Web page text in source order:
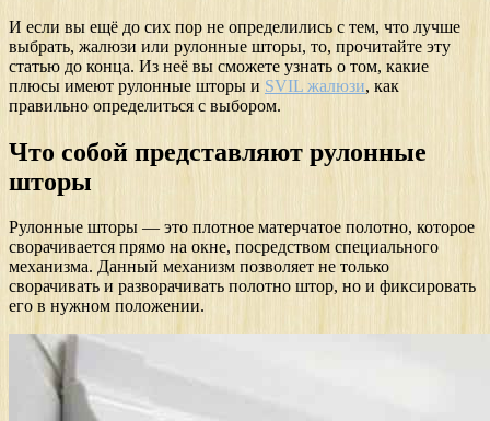
И если вы ещё до сих пор не определились с тем, что лучше
выбрать, жалюзи или рулонные шторы, то, прочитайте эту
статью до конца. Из неё вы сможете узнать о том, какие
плюсы имеют рулонные шторы и SVIL жалюзи, как
правильно определиться с выбором.
Что собой представляют рулонные
шторы
Рулонные шторы — это плотное матерчатое полотно, которое
сворачивается прямо на окне, посредством специального
механизма. Данный механизм позволяет не только
сворачивать и разворачивать полотно штор, но и фиксировать
его в нужном положении.